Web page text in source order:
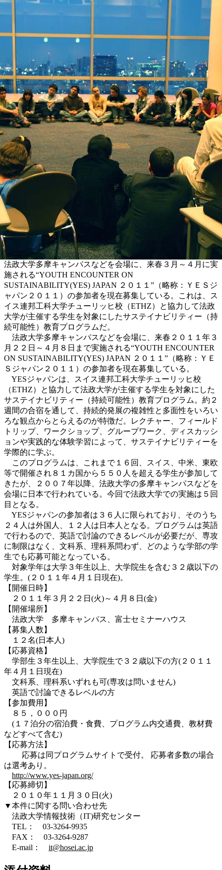
法政大学多摩キャンパスなどを会場に、来春３月～４月に実
施される“YOUTH ENCOUNTER ON
SUSTAINABILITY(YES) JAPAN ２０１１”（略称：ＹＥＳジ
ャパン２０１１）の参加者を現在募集している。これは、ス
イス連邦工科大学チューリッヒ校（ETHZ）と協力して法政
大学が主催する学生を対象にしたサステイナビリティー（持
続可能性）教育プログラムだ。
法政大学多摩キャンパスなどを会場に、来春２０１１年３
月２２日～４月８日まで実施される“YOUTH ENCOUNTER
ON SUSTAINABILITY(YES) JAPAN ２０１１”（略称：ＹＥ
Ｓジャパン２０１１）の参加者を現在募集している。
YESジャパンは、スイス連邦工科大学チューリッヒ校
（ETHZ）と協力して法政大学が主催する学生を対象にした
サステイナビリティー（持続可能性）教育プログラム。約２
週間の合宿を通して、持続的発展の複雑性と多面性をいろい
ろな観点からとらえるのが特徴だ。レクチャー、フィールド
トリップ、ワークショップ、グループワーク、ディスカッシ
ョンや実践的な体験学習によって、サステイナビリティーを
学際的に学ぶ。
このプログラムは、これまで１６回、スイス、中米、東欧
等で開催され８１カ国から５５０人を超える学生が参加して
きたが、２００７年以降、法政大学の多摩キャンパスなどを
会場に日本で行われている。今回で法政大学での実施は５回
目となる。
YESジャパンの参加者は３６人に限られており、そのうち
２４人は外国人、１２人は日本人となる。プログラムは英語
で行わるので、英語で討論のできるレベルが必要だが、専攻
に制限はなく、文科系、理科系問わず、どのような学部の学
生でも応募可能となっている。
対象学年は大学３年生以上、大学院生を含む３２歳以下の
学生。(２０１１年４月１日現在)。
【開催日時】
２０１１年３月２２日(火)～４月８日(金)
【開催場所】
法政大学 多摩キャンパス、富士セミナーハウス
【募集人数】
１２名(日本人)
【応募資格】
学部生３年生以上、大学院生で３２歳以下の方(２０１１
年４月１日現在)
文科系、理科系いずれも可(専攻は問いません)
英語で討論できるレベルの方
【参加費用】
８５，０００円
(１７泊分の宿泊費・食費、プログラム内交通費、教材費
などすべて含む)
【応募方法】
応募は同プログラムサイトで受付。 応募者多数の場合
は選考あり。
http://www.yes-japan.org/
【応募締切】
２０１０年１１月３０日(火)
▼本件に関する問い合わせ先
法政大学情報技術（IT)研究センター
TEL： 03-3264-9935
FAX： 03-3264-9287
E-mail： it@hosei.ac.jp